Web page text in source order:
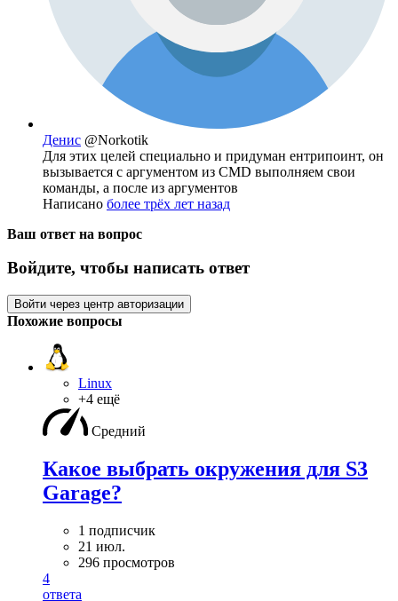
Денис @Norkotik
Для этих целей специально и придуман ентрипоинт, он
вызывается с аргументом из CMD выполняем свои
команды, а после из аргументов
Написано более трёх лет назад
Ваш ответ на вопрос
Войдите, чтобы написать ответ
Войти через центр авторизации
Похожие вопросы
Linux
+4 ещё
Средний
Какое выбрать окружения для S3
Garage?
1 подписчик
21 июл.
296 просмотров
4
ответа